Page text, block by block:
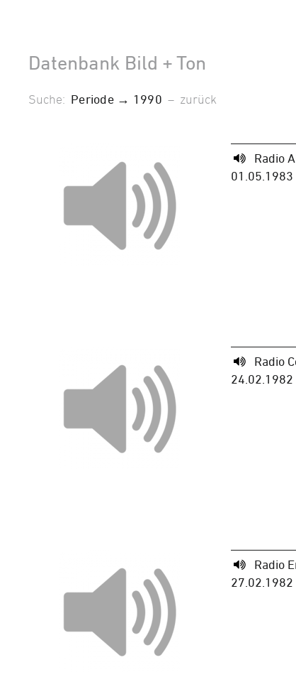
Datenbank Bild + Ton
Suche: Periode → 1990 – zurück
Radio
Radio
24.02.1982
Radio
27.02.1982